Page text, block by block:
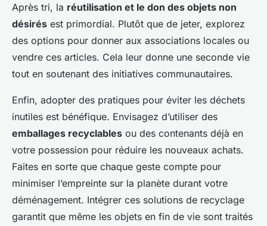
Après tri, la réutilisation et le don des objets non
désirés est primordial. Plutôt que de jeter, explorez
des options pour donner aux associations locales ou
vendre ces articles. Cela leur donne une seconde vie
tout en soutenant des initiatives communautaires.
Enfin, adopter des pratiques pour éviter les déchets
inutiles est bénéfique. Envisagez d’utiliser des
emballages recyclables ou des contenants déjà en
votre possession pour réduire les nouveaux achats.
Faites en sorte que chaque geste compte pour
minimiser l’empreinte sur la planète durant votre
déménagement. Intégrer ces solutions de recyclage
garantit que même les objets en fin de vie sont traités